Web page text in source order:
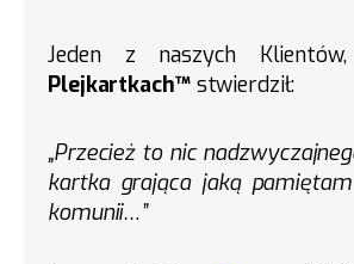
Jeden z naszych
Plejkartkach™stwierdził:
„Przecież to nic
kartka grająca jaką
komunii…”